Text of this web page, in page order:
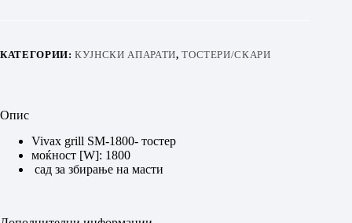
КАТЕГОРИИ:КУЈНСКИ АПАРАТИ,ТОСТЕРИ/СКАРИ
Опис
Vivax grill SM-1800- тостер
моќност [W]: 1800
сад за збирање на масти